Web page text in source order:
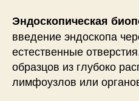
Эндоскопическая
введение эндоскопа
естественные
образцов из глубоко
лимфоузлов или